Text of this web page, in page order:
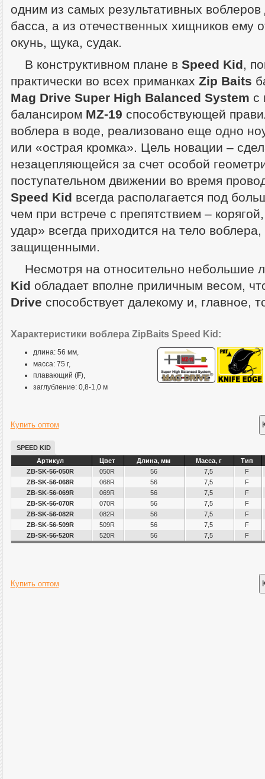
одним из самых результативных
басса, а из отечественных хищников ему
окунь, щука, судак.
В конструктивном плане в Speed Kid,
практически во всех приманках Zip Baits
Mag Drive Super High Balanced System с
балансиром MZ-19 способствующей
воблера в воде, реализовано еще одно
или «острая кромка». Цель новации –
незацепляющейся за счет особой
поступательном движении во время
Speed Kid всегда располагается под
чем при встрече с препятствием –
удар» всегда приходится на тело
защищенными.
Несмотря на относительно небольшие
Kid обладает вполне приличным весом,
Drive способствует далекому и, главное,
Характеристики воблера ZipBaits Speed Kid:
длина: 56 мм,
масса: 75 г,
плавающий (F),
заглубление: 0,8-1,0 м
Купить оптом
SPEED KID
Артикул
Цвет Длина, мм Масса, г
Тип
ZB-SK-56-050R
050R 56 7,5
F
ZB-SK-56-068R
068R 56 7,5
F
ZB-SK-56-069R
069R 56 7,5
F
ZB-SK-56-070R
070R 56 7,5
F
ZB-SK-56-082R
082R 56 7,5
F
ZB-SK-56-509R
509R 56 7,5
F
ZB-SK-56-520R
520R 56 7,5 F
Купить оптом